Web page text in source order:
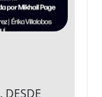
DESDE